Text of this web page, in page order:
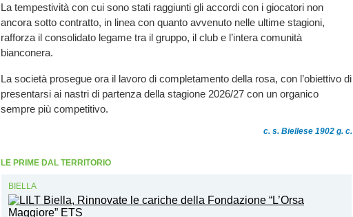
La tempestività con cui sono stati raggiunti gli accordi con i giocatori non
ancora sotto contratto, in linea con quanto avvenuto nelle ultime stagioni,
rafforza il consolidato legame tra il gruppo, il club e l’intera comunità
bianconera.
La società prosegue ora il lavoro di completamento della rosa, con l’obiettivo di
presentarsi ai nastri di partenza della stagione 2026/27 con un organico
sempre più competitivo.
c. s. Biellese 1902 g. c.
LE PRIME DAL TERRITORIO
BIELLA